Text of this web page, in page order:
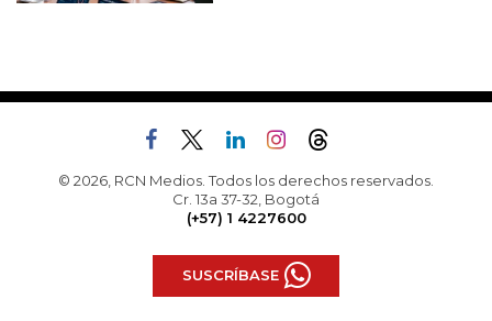
© 2026, RCN Medios. Todos los derechos reservados.
Cr. 13a 37-32, Bogotá
(+57) 1 4227600
SUSCRÍBASE